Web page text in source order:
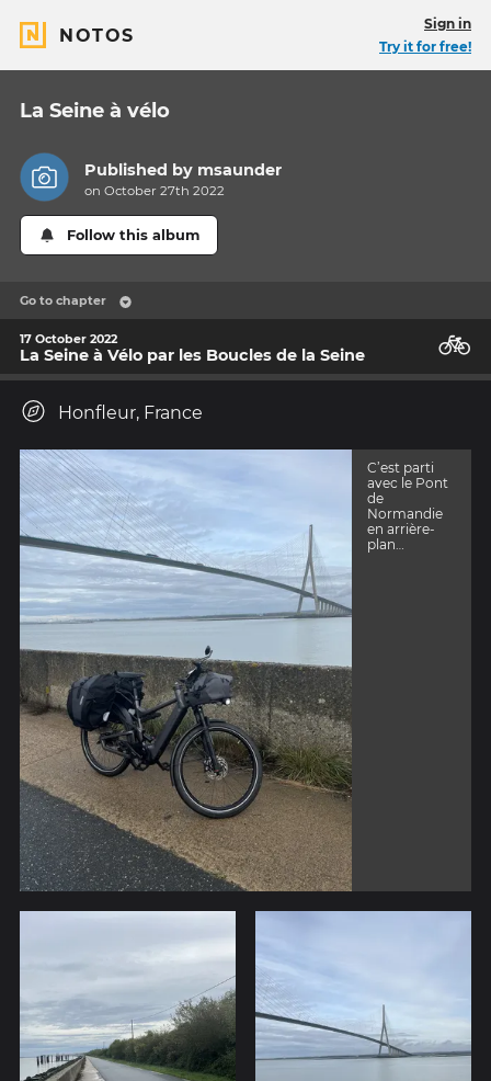
NOTOS
Sign in
Try it for free!
La Seine à vélo
Published by msaunder
on October 27th 2022
Follow this album
Go to chapter
17 October 2022
La Seine à Vélo par les Boucles de la Seine 🚲
Honfleur, France
C’est parti
avec le Pont
de
Normandie
en arrière-
plan…